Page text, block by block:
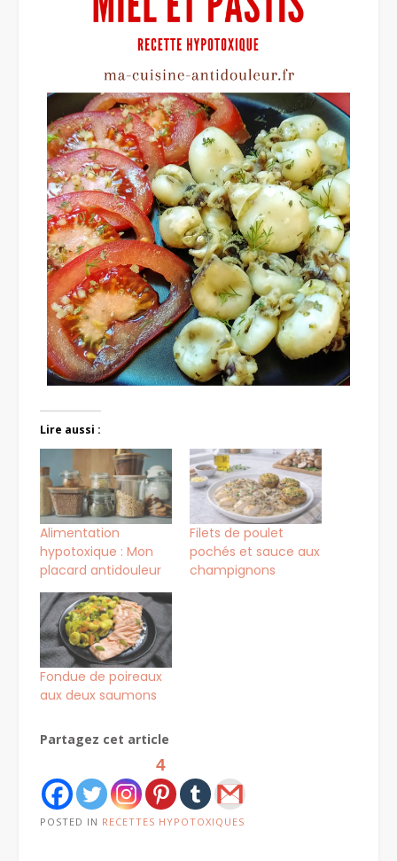
Lire aussi :
Alimentation
hypotoxique : Mon
placard antidouleur
Filets de poulet
pochés et sauce aux
champignons
Fondue de poireaux
aux deux saumons
Partagez cet article
4
POSTED IN RECETTES HYPOTOXIQUES